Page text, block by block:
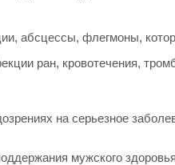
абсцессы, флегмоны,
ран, кровотечения,
на серьезное
мужского